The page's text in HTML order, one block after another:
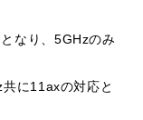
なり、5GHzのみ
に11axの対応と